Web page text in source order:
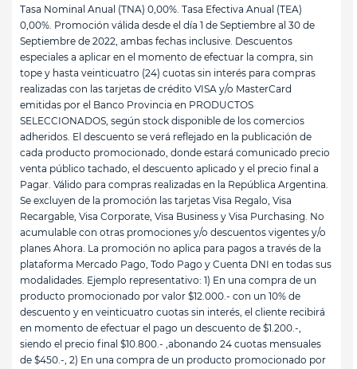
Tasa Nominal Anual (TNA) 0,00%. Tasa Efectiva Anual (TEA)
0,00%. Promoción válida desde el día 1 de Septiembre al 30 de
Septiembre de 2022, ambas fechas inclusive. Descuentos
especiales a aplicar en el momento de efectuar la compra, sin
tope y hasta veinticuatro (24) cuotas sin interés para compras
realizadas con las tarjetas de crédito VISA y/o MasterCard
emitidas por el Banco Provincia en PRODUCTOS
SELECCIONADOS, según stock disponible de los comercios
adheridos. El descuento se verá reflejado en la publicación de
cada producto promocionado, donde estará comunicado precio
venta público tachado, el descuento aplicado y el precio final a
Pagar. Válido para compras realizadas en la República Argentina.
Se excluyen de la promoción las tarjetas Visa Regalo, Visa
Recargable, Visa Corporate, Visa Business y Visa Purchasing. No
acumulable con otras promociones y/o descuentos vigentes y/o
planes Ahora. La promoción no aplica para pagos a través de la
plataforma Mercado Pago, Todo Pago y Cuenta DNI en todas sus
modalidades. Ejemplo representativo: 1) En una compra de un
producto promocionado por valor $12.000.- con un 10% de
descuento y en veinticuatro cuotas sin interés, el cliente recibirá
en momento de efectuar el pago un descuento de $1.200.-,
siendo el precio final $10.800.- ,abonando 24 cuotas mensuales
de $450.-, 2) En una compra de un producto promocionado por